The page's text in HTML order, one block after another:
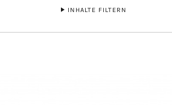
INHALTE FILTERN